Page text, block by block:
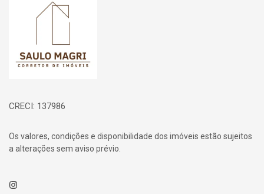
CRECI: 137986
Os valores, condições e disponibilidade dos imóveis estão sujeitos
a alterações sem aviso prévio.
Instagram